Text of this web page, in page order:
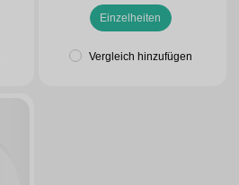
Industrie-Router
Einzelheiten
Vergleich hinzufügen